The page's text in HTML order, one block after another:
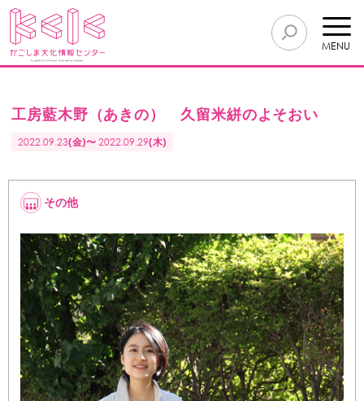
MENU
工房藍木野（あきの） 久留米絣のよそおい
2022.09.23(金)〜2022.09.29(木)
その他